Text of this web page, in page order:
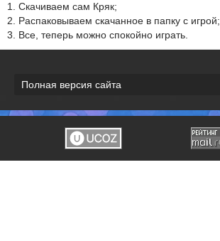
1. Скачиваем сам Кряк;
2. Распаковываем скачанное в папку с игрой;
3. Все, теперь можно спокойно играть.
Полная версия сайта